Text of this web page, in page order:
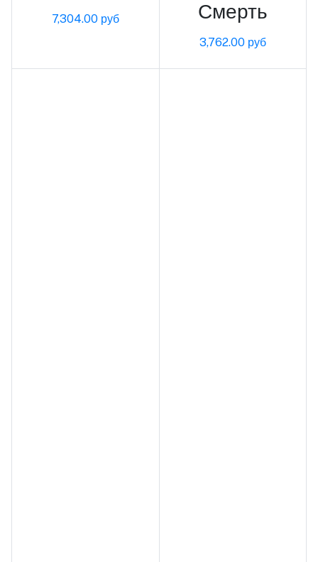
7,304.00 руб
Смерть
3,762.00 руб